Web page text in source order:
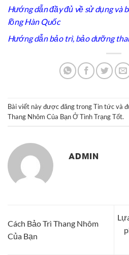
Hướng dẫn đầy đủ về sử dụng và
lồng Hàn Quốc
Hướng dẫn bảo trì, bảo dưỡng
Bài viết này được đăng trongTin tứcvà
Thang Nhôm Của Bạn Ở Tình Trạng Tốt.
ADMIN
Cách Bảo Trì Thang Nhôm
Của Bạn